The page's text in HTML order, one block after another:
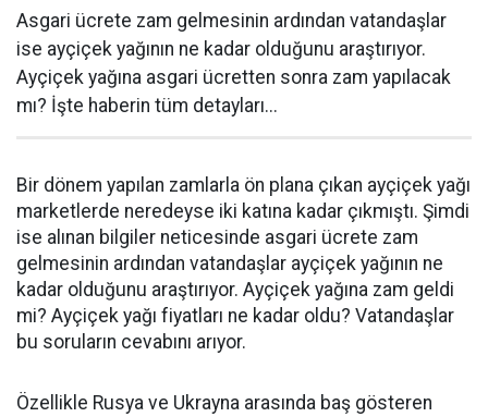
Asgari ücrete zam gelmesinin ardından vatandaşlar
ise ayçiçek yağının ne kadar olduğunu araştırıyor.
Ayçiçek yağına asgari ücretten sonra zam yapılacak
mı? İşte haberin tüm detayları...
Bir dönem yapılan zamlarla ön plana çıkan ayçiçek yağı
marketlerde neredeyse iki katına kadar çıkmıştı. Şimdi
ise alınan bilgiler neticesinde asgari ücrete zam
gelmesinin ardından vatandaşlar ayçiçek yağının ne
kadar olduğunu araştırıyor. Ayçiçek yağına zam geldi
mi? Ayçiçek yağı fiyatları ne kadar oldu? Vatandaşlar
bu soruların cevabını arıyor.
Özellikle Rusya ve Ukrayna arasında baş gösteren